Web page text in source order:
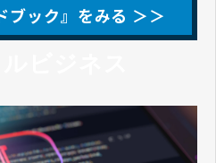
ブック』をみる ＞＞